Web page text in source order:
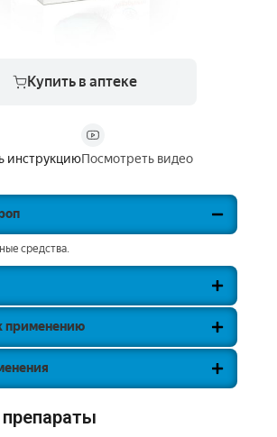
Купить в аптеке
инструкциюПосмотреть видео
средства.
применению